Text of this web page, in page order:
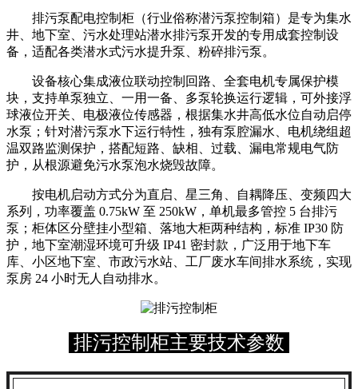
排污泵配电控制柜（行业俗称潜污泵控制箱）是专为集水
井、地下室、污水处理站潜水排污泵开发的专用成套控制设
备，适配各类潜水式污水提升泵、粉碎排污泵。
设备核心集成液位联动控制回路、全套电机专属保护模
块，支持单泵独立、一用一备、多泵轮换运行逻辑，可外接浮
球液位开关、电极液位传感器，根据集水井高低水位自动启停
水泵；针对潜污泵水下运行特性，独有泵腔漏水、电机绕组超
温双路监测保护，搭配短路、缺相、过载、漏电常规电气防
护，从根源避免污水泵泡水烧毁故障。
按电机启动方式分为直启、星三角、自耦降压、变频四大
系列，功率覆盖 0.75kW 至 250kW，单机最多管控 5 台排污
泵；柜体区分壁挂小型箱、落地大柜两种结构，标准 IP30 防
护，地下室潮湿环境可升级 IP41 密封款，广泛用于地下车
库、小区地下室、市政污水站、工厂废水车间排水系统，实现
泵房 24 小时无人自动排水。
排污控制柜主要技术参数